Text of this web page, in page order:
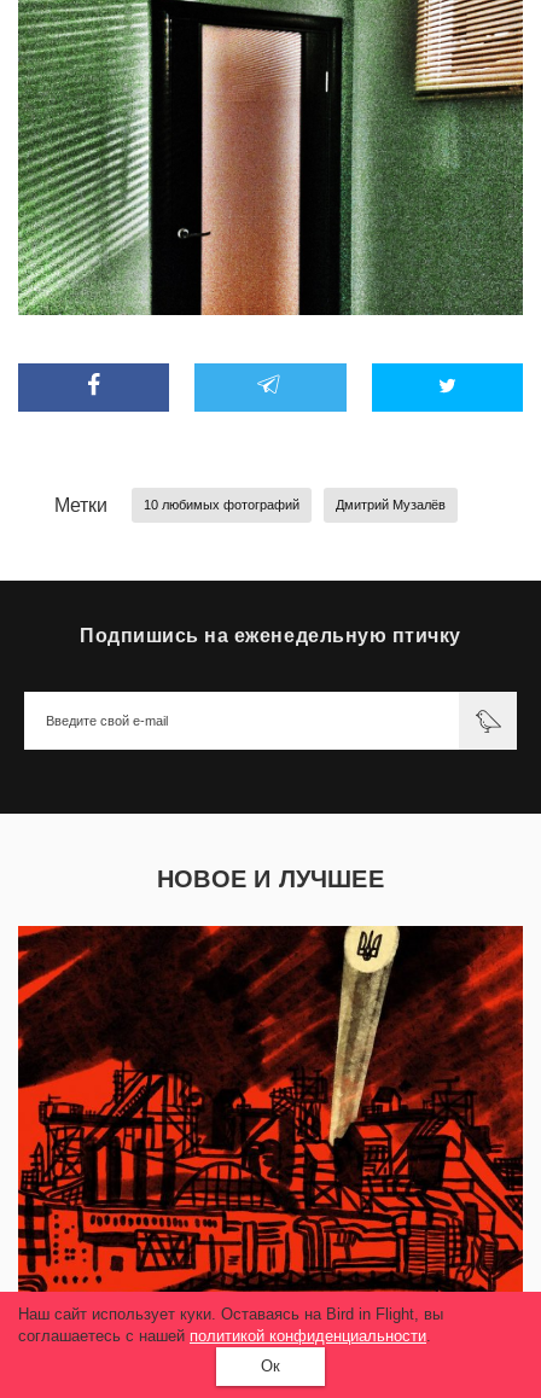
Метки 10 любимых фотографий Дмитрий Музалёв
Подпишись на еженедельную птичку
НОВОЕ И ЛУЧШЕЕ
Наш сайт использует куки. Оставаясь на Bird in Flight, вы
соглашаетесь с нашей политикой конфиденциальности.
Ок